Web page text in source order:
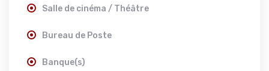
Salle de cinéma / Théâtre
Bureau de Poste
Banque(s)